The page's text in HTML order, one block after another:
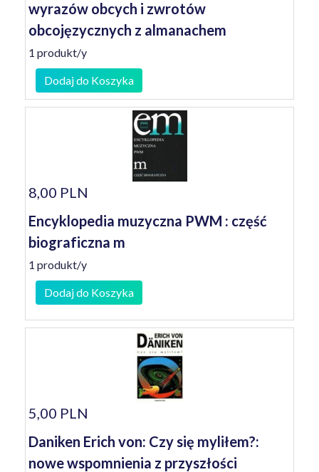
wyrazów obcych i zwrotów
obcojęzycznych z almanachem
1 produkt/y
Dodaj do Koszyka
8,00 PLN
Encyklopedia muzyczna PWM : część
biograficzna m
1 produkt/y
Dodaj do Koszyka
5,00 PLN
Daniken Erich von: Czy się myliłem?:
nowe wspomnienia z przyszłości